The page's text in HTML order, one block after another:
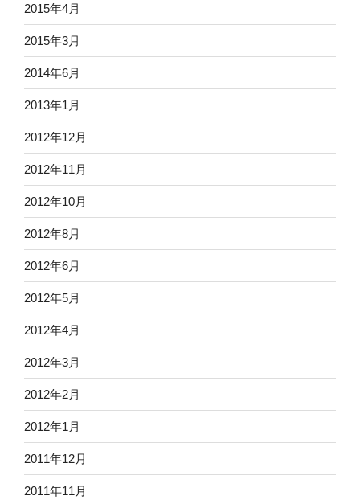
2015年4月
2015年3月
2014年6月
2013年1月
2012年12月
2012年11月
2012年10月
2012年8月
2012年6月
2012年5月
2012年4月
2012年3月
2012年2月
2012年1月
2011年12月
2011年11月